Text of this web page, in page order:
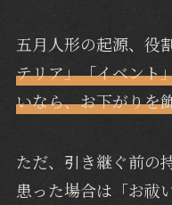
五月人形の起源、役
テリア」「イベント
いなら、お下がりを
ただ、引き継ぐ前の
患った場合は「お祓